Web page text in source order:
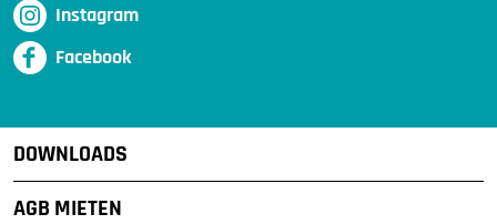
Instagram
Facebook
DOWNLOADS
AGB MIETEN